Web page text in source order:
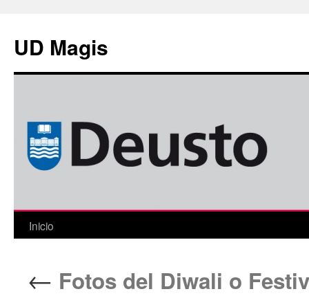
contenido
UD Magis
Inicio
← Fotos del Diwali o